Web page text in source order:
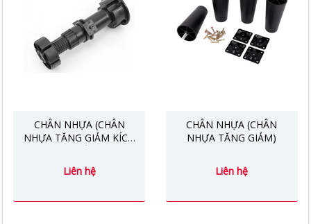
CHÂN NHỰA (CHÂN
NHỰA TĂNG GIẢM KÍCH
Liên hệ
CHÂN NHỰA (CHÂN
NHỰA TĂNG GIẢM)
Liên hệ